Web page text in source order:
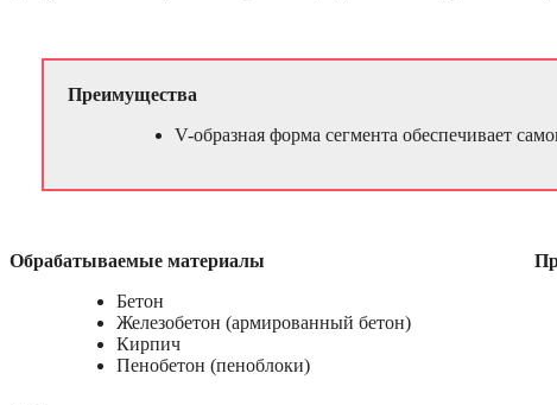
Преимущества
V-образная форма сегмента обеспечивает
Обрабатываемые материалы
Бетон
Железобетон (армированный бетон)
Кирпич
Пенобетон (пеноблоки)